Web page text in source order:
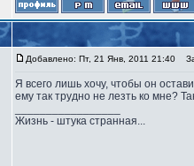
Добавлено: Пт, 21 Янв, 2011 21:40
Я всего лишь хочу, чтобы он
ему так трудно не лезть ко мне?
Жизнь - штука странная...